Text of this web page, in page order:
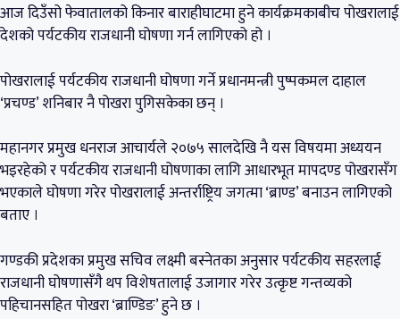
आज दिउँसो फेवातालको किनार बाराहीघाटमा हुने कार्यक्रमकाबीच पोखरालाई
देशको पर्यटकीय राजधानी घोषणा गर्न लागिएको हो ।
पोखरालाई पर्यटकीय राजधानी घोषणा गर्ने प्रधानमन्त्री पुष्पकमल दाहाल
‘प्रचण्ड’ शनिबार नै पोखरा पुगिसकेका छन् ।
महानगर प्रमुख धनराज आचार्यले २०७५ सालदेखि नै यस विषयमा अध्ययन
भइरहेको र पर्यटकीय राजधानी घोषणाका लागि आधारभूत मापदण्ड पोखरासँग
भएकाले घोषणा गरेर पोखरालाई अन्तर्राष्ट्रिय जगत्मा ‘ब्राण्ड’ बनाउन लागिएको
बताए ।
गण्डकी प्रदेशका प्रमुख सचिव लक्ष्मी बस्नेतका अनुसार पर्यटकीय सहरलाई
राजधानी घोषणासँगै थप विशेषतालाई उजागार गरेर उत्कृष्ट गन्तव्यको
पहिचानसहित पोखरा ‘ब्राण्डिङ’ हुने छ ।